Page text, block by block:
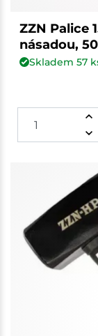
ZZN Palice
násadou,
Skladem 57